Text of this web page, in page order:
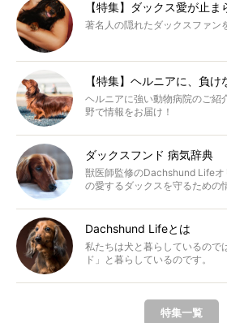
【特集】ダックス愛が止ま
著名人の隠れたダックスファン
【特集】ヘルニアに、負け
ヘルニアに強い動物病院のご紹
野で情報をお届け！
ダックスフンド 病気辞典
獣医師監修のDachshund Lifeオ
の愛するダックスを守るための
Dachshund Lifeとは
私たちは犬と暮らしているので
ド」と暮らしているのです。
特集一覧